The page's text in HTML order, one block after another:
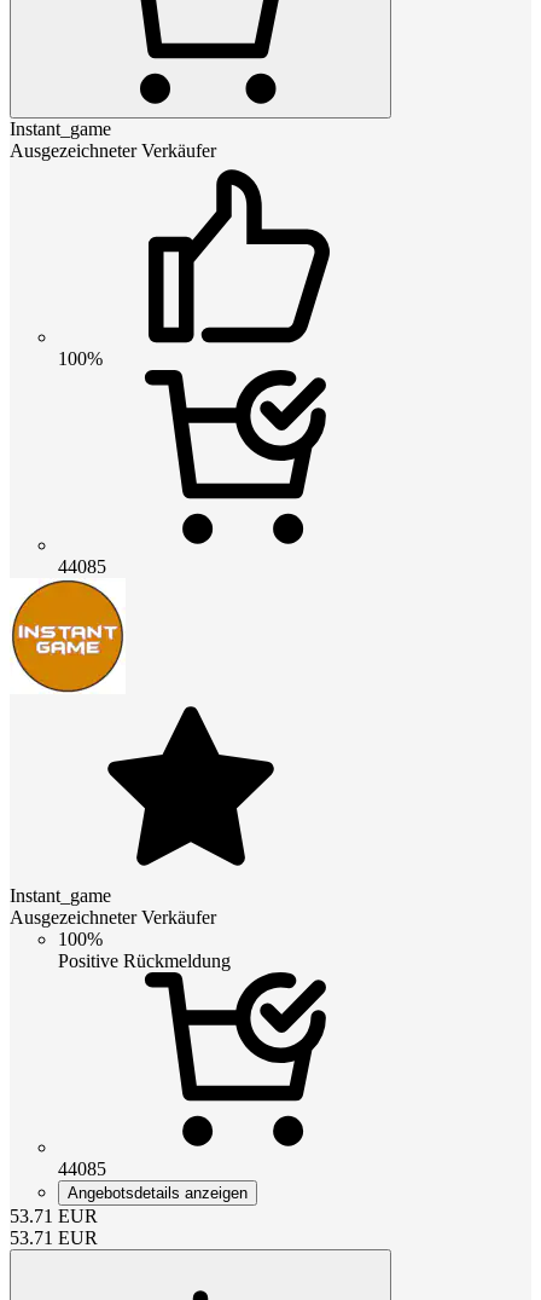
Instant_game
Ausgezeichneter Verkäufer
100%
44085
Instant_game
Ausgezeichneter Verkäufer
100%
Positive Rückmeldung
44085
Angebotsdetails anzeigen
53.71 EUR
53.71 EUR